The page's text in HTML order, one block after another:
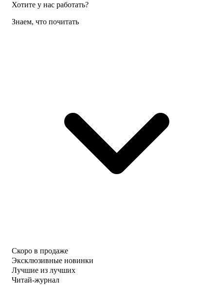
Хотите у нас работать?
Знаем, что почитать
Скоро в продаже
Эксклюзивные новинки
Лучшие из лучших
Читай-журнал